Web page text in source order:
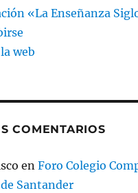
«La Enseñanza
web
COMENTARIOS
enForo Colegio
Santander